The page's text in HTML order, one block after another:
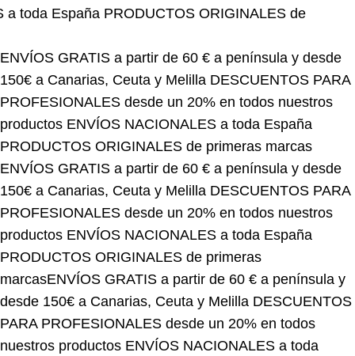
150€ a Canarias, Ceuta y MelillaDESCUENTOS PARA
PROFESIONALES desde un 20% en todos nuestros
productosENVÍOS NACIONALES a toda España
PRODUCTOS ORIGINALES de primeras marcas
ENVÍOS GRATIS a partir de 60 € a península y desde
150€ a Canarias, Ceuta y MelillaDESCUENTOS PARA
PROFESIONALES desde un 20% en todos nuestros
productosENVÍOS NACIONALES a toda España
PRODUCTOS ORIGINALES de primeras
marcasENVÍOS GRATIS a partir de 60 € a península y
desde 150€ a Canarias, Ceuta y Melilla DESCUENTOS
PARA PROFESIONALES desde un 20% en todos
nuestros productosENVÍOS NACIONALES a toda
EspañaPRODUCTOS ORIGINALES de primeras